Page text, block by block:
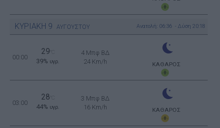
ΚΥΡΙΑΚΗ 9 ΑΥΓΟΥΣΤΟΥ Ανατολή: 06:36 - Δύση 20:18
00:00
29
39% υγρ.
4 Μπφ ΒΔ
24 Km/h
ΚΑΘΑΡΟΣ
03:00
28
44% υγρ.
3 Μπφ ΒΔ
16 Km/h
ΚΑΘΑΡΟΣ